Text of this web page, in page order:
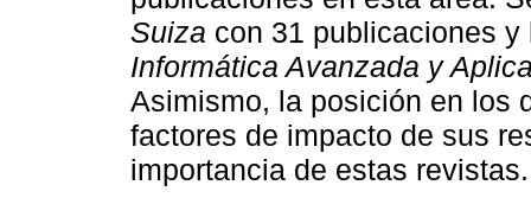
Suiza con 31 publicaciones
Informática Avanzada y
Asimismo, la posición en los
factores de impacto de sus
importancia de estas revistas.